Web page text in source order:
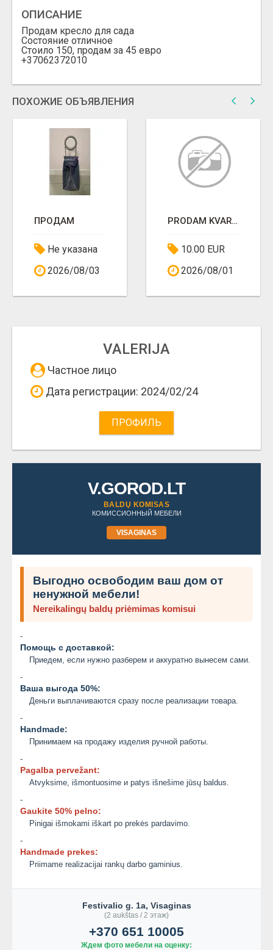
ОПИСАНИЕ
Продам кресло для сада
Состояние отличное
Стоило 150, продам за 45 евро
+37062372010
ПОХОЖИЕ ОБЪЯВЛЕНИЯ
ПРОДАМ
Не указана
2026/08/03
PRODAM KVARTIRU V MESTI S KVARTIRANTAM
10.00 EUR
2026/08/01
VALERIJA
Частное лицо
Дата регистрации: 2024/02/24
ПРОФИЛЬ
V.GOROD.LT
BALDŲ KOMISAS
КОМИССИОННЫЙ МЕБЕЛИ
VISAGINAS
Выгодно освободим ваш дом от
ненужной мебели!
Nereikalingų baldų priėmimas komisui
-
Помощь с доставкой:
Приедем, если нужно разберем и аккуратно вынесем сами.
-
Ваша выгода 50%:
Деньги выплачиваются сразу после реализации товара.
-
Handmade:
Принимаем на продажу изделия ручной работы.
-
Pagalba pervežant:
Atvyksime, išmontuosime и patys išnešime jūsų baldus.
-
Gaukite 50% pelno:
Pinigai išmokami iškart po prekės pardavimo.
-
Handmade prekes:
Priimame realizacijai rankų darbo gaminius.
Festivalio g. 1a, Visaginas
(2 aukštas / 2 этаж)
+370 651 10005
Ждем фото мебели на оценку: